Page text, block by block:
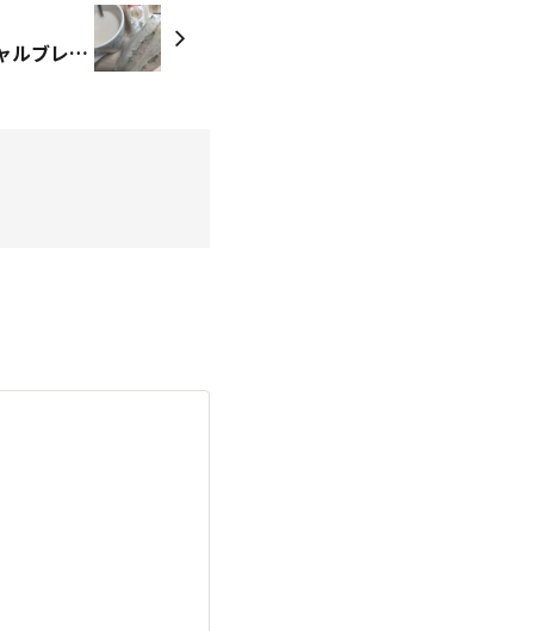
ゴールドスペシャル スペシャルブレンド